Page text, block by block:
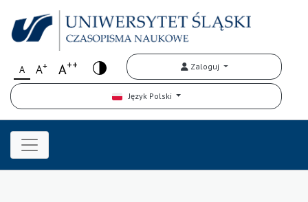
A A+ A++ Zaloguj
Język Polski